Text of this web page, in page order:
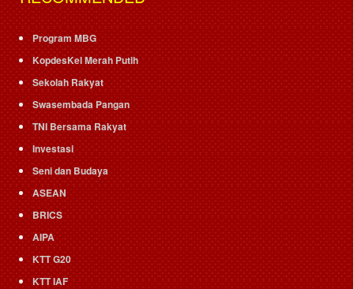
Program MBG
KopdesKel Merah Putih
Sekolah Rakyat
Swasembada Pangan
TNI Bersama Rakyat
Investasi
Seni dan Budaya
ASEAN
BRICS
AIPA
KTT G20
KTT IAF